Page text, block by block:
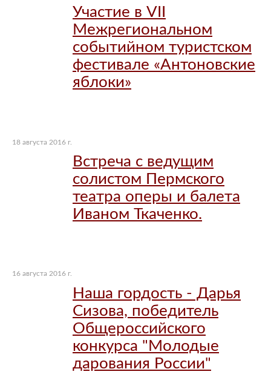
Участие в VII
Межрегиональном
событийном туристском
фестивале «Антоновские
яблоки»
18 августа 2016 г.
Встреча с ведущим
солистом Пермского
театра оперы и балета
Иваном Ткаченко.
16 августа 2016 г.
Наша гордость - Дарья
Сизова, победитель
Общероссийского
конкурса "Молодые
дарования России"